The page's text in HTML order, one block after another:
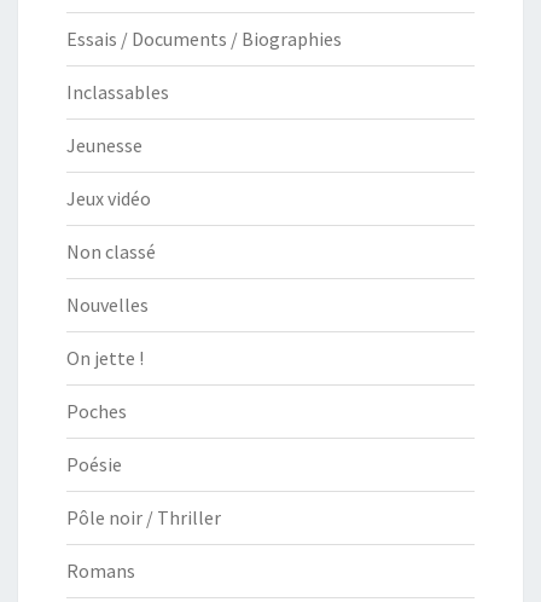
Essais / Documents / Biographies
Inclassables
Jeunesse
Jeux vidéo
Non classé
Nouvelles
On jette !
Poches
Poésie
Pôle noir / Thriller
Romans